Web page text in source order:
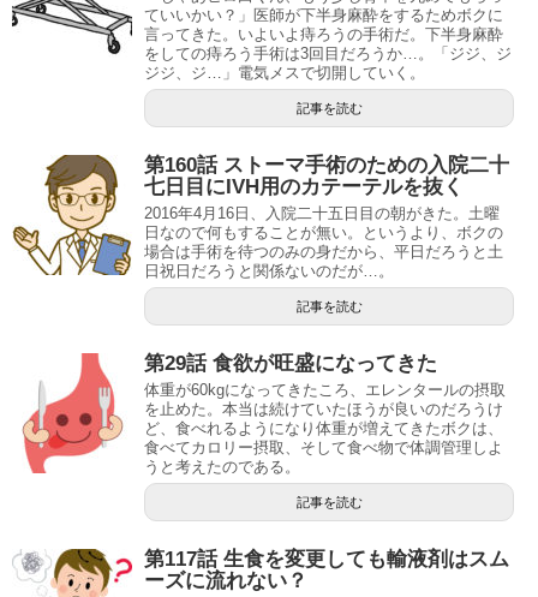
ていいかい？」医師が下半身麻酔をするためボクに
言ってきた。いよいよ痔ろうの手術だ。下半身麻酔
をしての痔ろう手術は3回目だろうか…。「ジジ、ジ
ジジ、ジ…」電気メスで切開していく。
記事を読む
第160話 ストーマ手術のための入院二十
七日目にIVH用のカテーテルを抜く
2016年4月16日、入院二十五日目の朝がきた。土曜
日なので何もすることが無い。というより、ボクの
場合は手術を待つのみの身だから、平日だろうと土
日祝日だろうと関係ないのだが…。
記事を読む
第29話 食欲が旺盛になってきた
体重が60kgになってきたころ、エレンタールの摂取
を止めた。本当は続けていたほうが良いのだろうけ
ど、食べれるようになり体重が増えてきたボクは、
食べてカロリー摂取、そして食べ物で体調管理しよ
うと考えたのである。
記事を読む
第117話 生食を変更しても輸液剤はスム
ーズに流れない？